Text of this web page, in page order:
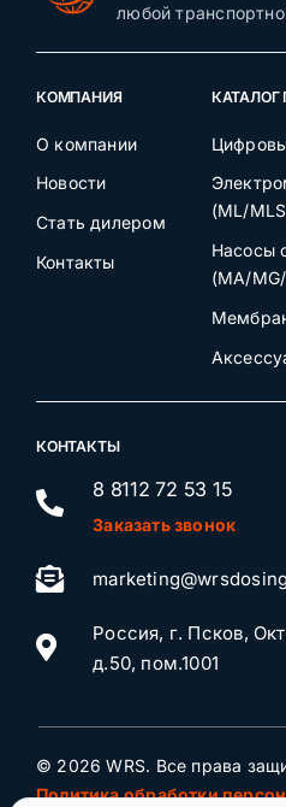
любой
КОМПАНИЯ
О компании
Новости
Стать дилером
Контакты
КАТАЛОГ
(ML/
Насосы
(MA/
КОНТАКТЫ
8 8112 72 53 15
Заказать звонок
Россия, г. Псков,
д.50, пом.1001
© 2026 WRS. Все права
Политика обработки